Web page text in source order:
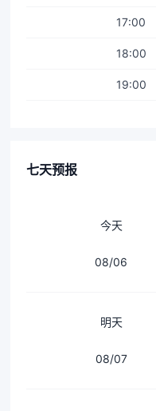
17:00
18:00
19:00
七天预报
今天
08/06
明天
08/07